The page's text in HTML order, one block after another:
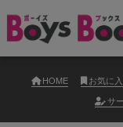
HOME お気に
サ